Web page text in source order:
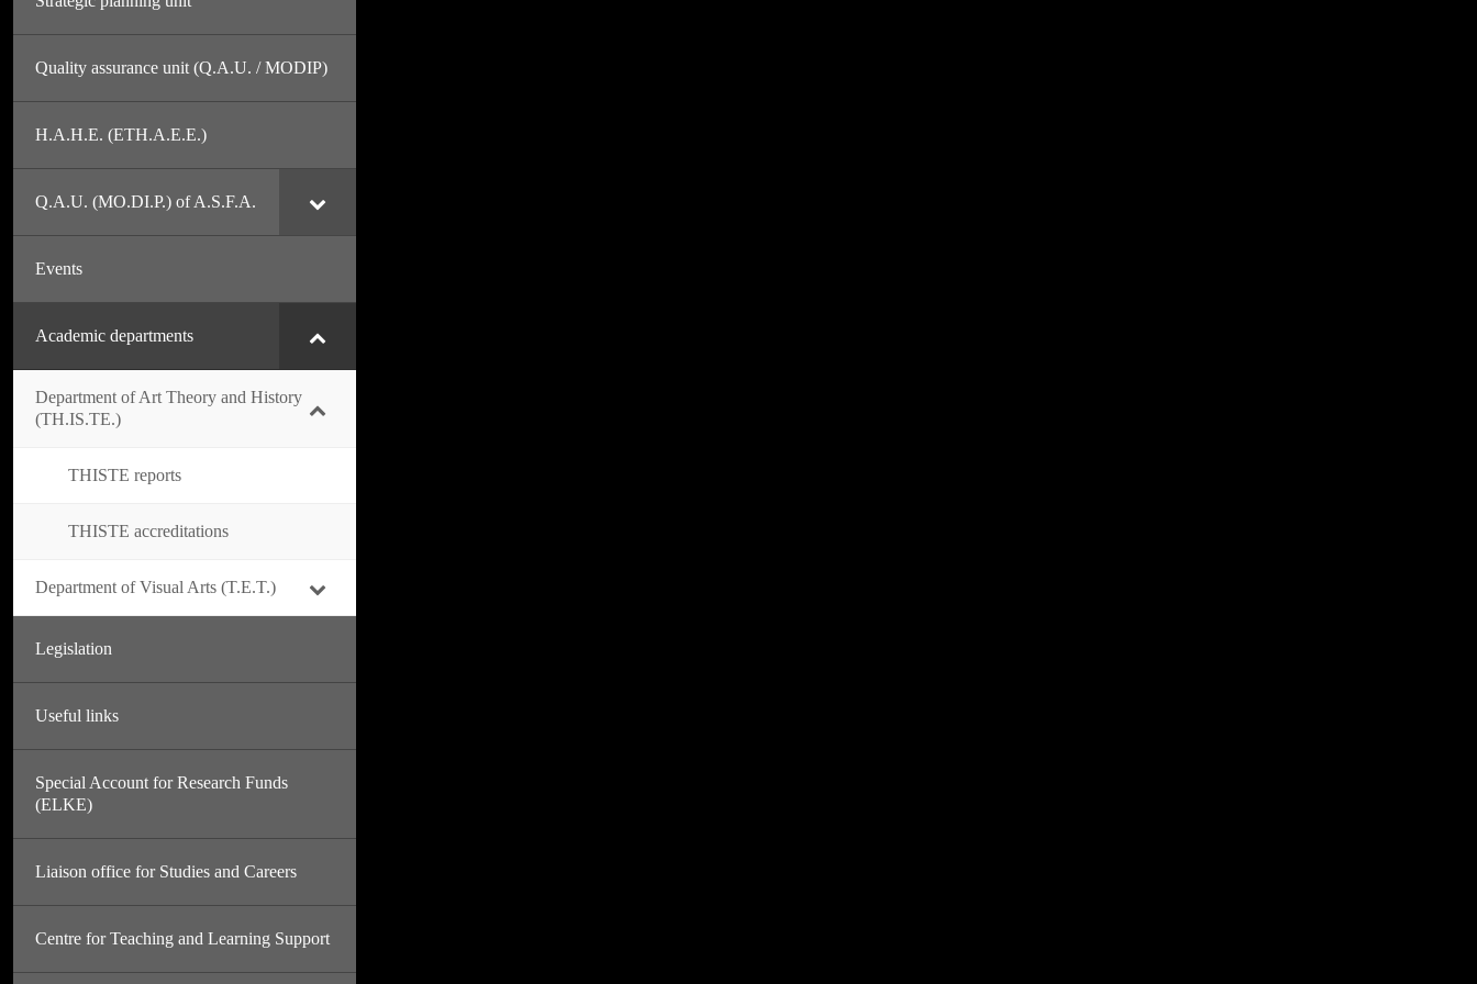
Quality assurance unit (Q.A.U. / MODIP)
H.A.H.E. (ETH.A.E.E.)
Q.A.U. (MO.DI.P.) of A.S.F.A.
Events
Academic departments
Department of Art Theory and History
(TH.IS.TE.)
THISTE reports
THISTE accreditations
Department of Visual Arts (T.E.T.)
Legislation
Useful links
Special Account for Research Funds
(ELKE)
Liaison office for Studies and Careers
Centre for Teaching and Learning Support